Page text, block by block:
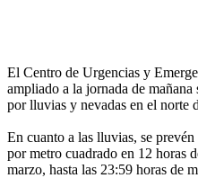
El Centro de Urgencias y
ampliado a la jornada de
por lluvias y nevadas en el norte
En cuanto a las lluvias, se
por metro cuadrado en 12 horas
marzo, hasta las 23:59 horas de